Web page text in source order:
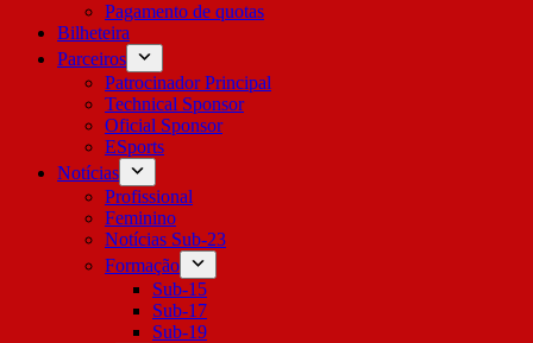
Pagamento de quotas
Bilheteira
Parceiros
Patrocinador Principal
Technical Sponsor
Oficial Sponsor
ESports
Notícias
Profissional
Feminino
Notícias Sub-23
Formação
Sub-15
Sub-17
Sub-19